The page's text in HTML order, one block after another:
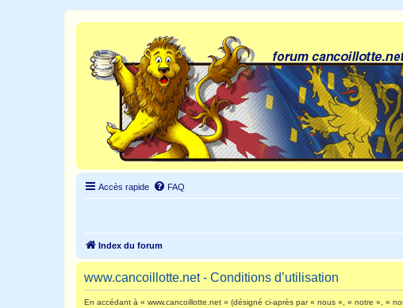
Accès rapide FAQ
Index du forum
www.cancoillotte.net - Conditions d’utilisation
En accédant à « www.cancoillotte.net » (désigné ci-après par « nous », « notre », «